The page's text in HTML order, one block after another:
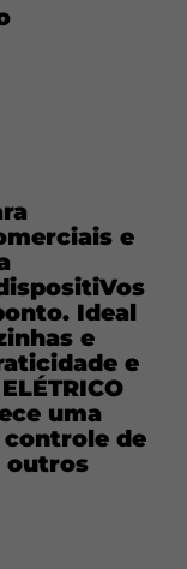
PRO
ATÉ dois
Seu design
oferecem
para
suporte
e garante
para
e
e
Ideal
e
e
uma
controle de
outros